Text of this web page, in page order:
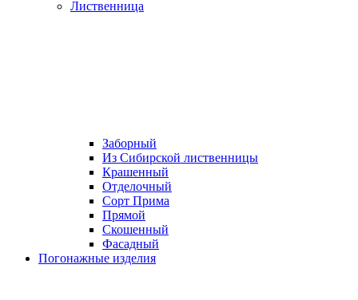
Лиственница
Заборный
Из Сибирской лиственницы
Крашенный
Отделочный
Сорт Прима
Прямой
Скошенный
Фасадный
Погонажные изделия